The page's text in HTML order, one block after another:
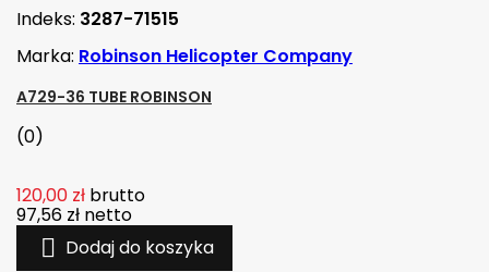
Indeks: 3287-71515
Marka: Robinson Helicopter Company
A729-36 TUBE ROBINSON
(0)
120,00 zł brutto
97,56 zł netto
 Dodaj do koszyka